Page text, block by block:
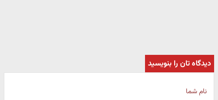
دیدگاه تان را بنویسید
نام شما